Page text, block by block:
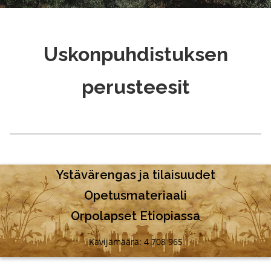
Uskonpuhdistuksen
perusteesit
Ystävärengas ja tilaisuudet
Opetusmateriaali
Orpolapset Etiopiassa
Kävijämäärä: 4 708 965